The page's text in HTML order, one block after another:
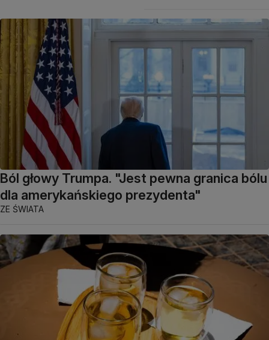
Ból głowy Trumpa. "Jest pewna granica bólu
dla amerykańskiego prezydenta"
ZE ŚWIATA